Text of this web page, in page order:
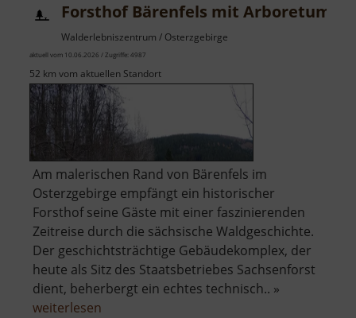
Forsthof Bärenfels mit Arboretum
Walderlebniszentrum / Osterzgebirge
aktuell vom 10.06.2026 / Zugriffe: 4987
52 km vom aktuellen Standort
Am malerischen Rand von Bärenfels im
Osterzgebirge empfängt ein historischer
Forsthof seine Gäste mit einer faszinierenden
Zeitreise durch die sächsische Waldgeschichte.
Der geschichtsträchtige Gebäudekomplex, der
heute als Sitz des Staatsbetriebes Sachsenforst
dient, beherbergt ein echtes technisch.. »
weiterlesen